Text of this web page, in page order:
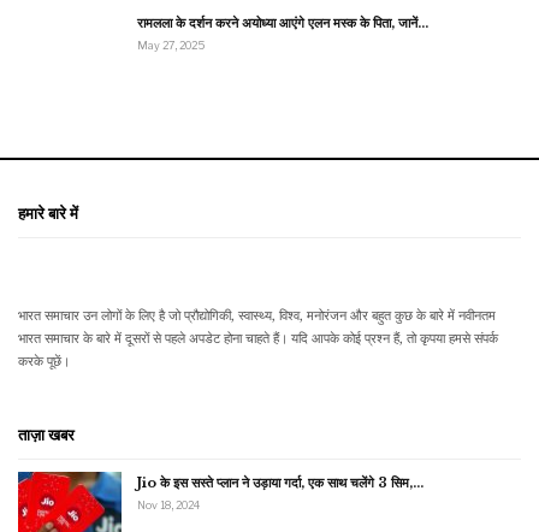
रामलला के दर्शन करने अयोध्या आएंगे एलन मस्क के पिता, जानें…
May 27, 2025
हमारे बारे में
भारत समाचार उन लोगों के लिए है जो प्रौद्योगिकी, स्वास्थ्य, विश्व, मनोरंजन और बहुत कुछ के बारे में नवीनतम
भारत समाचार के बारे में दूसरों से पहले अपडेट होना चाहते हैं। यदि आपके कोई प्रश्न हैं, तो कृपया हमसे संपर्क
करके पूछें।
ताज़ा खबर
Jio के इस सस्ते प्लान ने उड़ाया गर्दा, एक साथ चलेंगे 3 सिम,…
Nov 18, 2024